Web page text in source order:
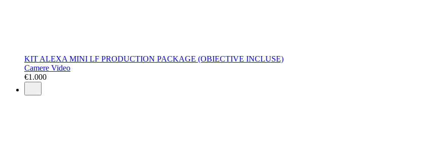
KIT ALEXA MINI LF PRODUCTION PACKAGE (OBIECTIVE INCLUSE)
Camere Video
€1.000